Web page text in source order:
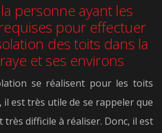
personne ayant les
pour effectuer
des toits dans la
et ses environs
se réalisent pour les toits
il est très utile de se rappeler que
très difficile à réaliser. Donc, il est